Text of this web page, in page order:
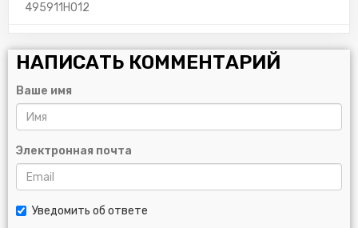
495911H012
НАПИСАТЬ КОММЕНТАРИЙ
Ваше имя
Электронная почта
Уведомить об ответе